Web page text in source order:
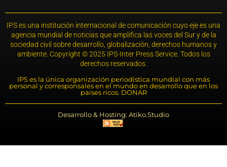
IPS es una institución internacional de comunicación cuyo eje es una
agencia mundial de noticias que amplifica las voces del Sur y de la
sociedad civil sobre desarrollo, globalización, derechos humanos y
ambiente. Copyright © 2025 IPS-Inter Press Service. Todos los
derechos reservados.
IPS es la única organización periodística mundial con más
personal y corresponsales en el mundo en desarrollo que en los
países ricos. DONAR
Desarrollo & Hosting: Atiko.Studio